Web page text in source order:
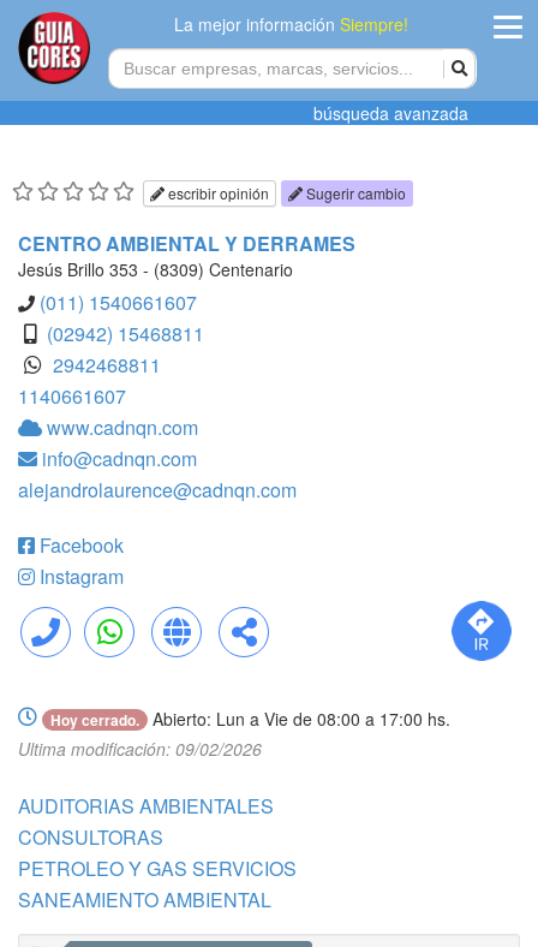
La mejor informaciónSiempre!
Agregar
búsqueda avanzada
escribir opinión Sugerir cambio
CENTRO AMBIENTAL Y DERRAMES
Jesús Brillo 353 - (8309) Centenario
(011) 1540661607
(02942) 15468811
2942468811
1140661607
www.cadnqn.com
info@cadnqn.com
alejandrolaurence@cadnqn.com
Facebook
Instagram
Llamar WhatsApp Web Compartir
Hoy cerrado.
Abierto: Lun a Vie de 08:00 a 17:00 hs.
Ultima modificación: 09/02/2026
AUDITORIAS AMBIENTALES
CONSULTORAS
PETROLEO Y GAS SERVICIOS
SANEAMIENTO AMBIENTAL